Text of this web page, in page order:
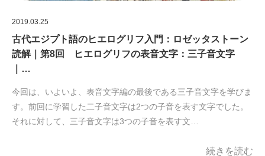
2019.03.25
古代エジプト語のヒエログリフ入門：ロゼッタストーン
読解｜第8回 ヒエログリフの表音文字：三子音文字
｜…
今回は、いよいよ、表音文字編の最後である三子音文字を学びま
す。前回に学習した二子音文字は2つの子音を表す文字でした。
それに対して、三子音文字は3つの子音を表す文…
続きを読む